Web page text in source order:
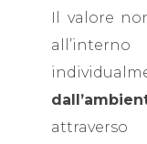
Il valore